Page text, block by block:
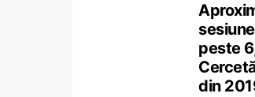
peste
din